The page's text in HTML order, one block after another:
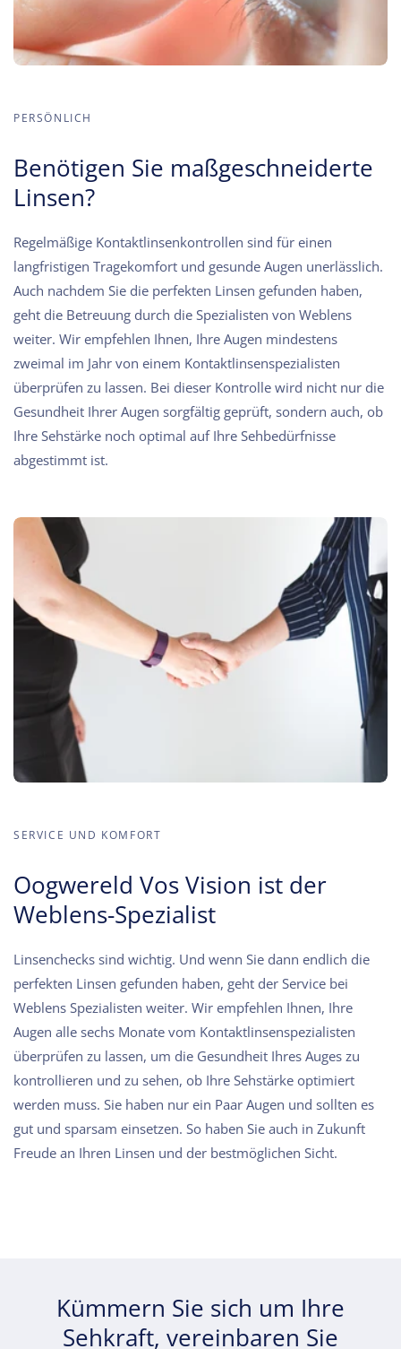
PERSÖNLICH
Benötigen Sie maßgeschneiderte
Linsen?
Regelmäßige Kontaktlinsenkontrollen sind für einen
langfristigen Tragekomfort und gesunde Augen unerlässlich.
Auch nachdem Sie die perfekten Linsen gefunden haben,
geht die Betreuung durch die Spezialisten von Weblens
weiter. Wir empfehlen Ihnen, Ihre Augen mindestens
zweimal im Jahr von einem Kontaktlinsenspezialisten
überprüfen zu lassen. Bei dieser Kontrolle wird nicht nur die
Gesundheit Ihrer Augen sorgfältig geprüft, sondern auch, ob
Ihre Sehstärke noch optimal auf Ihre Sehbedürfnisse
abgestimmt ist.
SERVICE UND KOMFORT
Oogwereld Vos Vision ist der
Weblens-Spezialist
Linsenchecks sind wichtig. Und wenn Sie dann endlich die
perfekten Linsen gefunden haben, geht der Service bei
Weblens Spezialisten weiter. Wir empfehlen Ihnen, Ihre
Augen alle sechs Monate vom Kontaktlinsenspezialisten
überprüfen zu lassen, um die Gesundheit Ihres Auges zu
kontrollieren und zu sehen, ob Ihre Sehstärke optimiert
werden muss. Sie haben nur ein Paar Augen und sollten es
gut und sparsam einsetzen. So haben Sie auch in Zukunft
Freude an Ihren Linsen und der bestmöglichen Sicht.
Kümmern Sie sich um Ihre
Sehkraft, vereinbaren Sie